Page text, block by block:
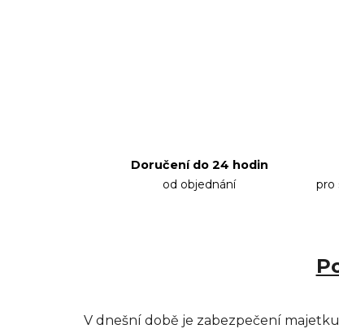
Doručení do 24 hodin
od objednání
pro
V dnešní době je zabezpečení